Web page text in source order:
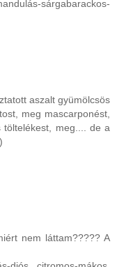
sárgabarackos-
aszalt gyümölcsös
meg mascarponést,
meg.... de a
nem láttam????? A